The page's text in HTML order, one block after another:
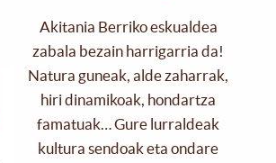
Akitania Berriko eskualdea
zabala bezain harrigarria da!
Natura guneak, alde zaharrak,
hiri dinamikoak, hondartza
famatuak… Gure lurraldeak
kultura sendoak eta ondare